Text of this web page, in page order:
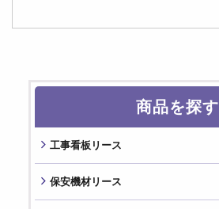
商品を探す
⼯事看板リース
保安機材リース